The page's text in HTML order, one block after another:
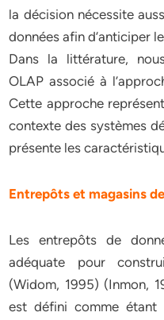
la décision nécessite
données afin d’anticiper
Dans la littérature,
OLAP associé à
Cette approche
contexte des systèmes
présente les
Entrepôts et magasins
Les entrepôts de
adéquate pour
(Widom, 1995) (Inmon,
est défini comme étant